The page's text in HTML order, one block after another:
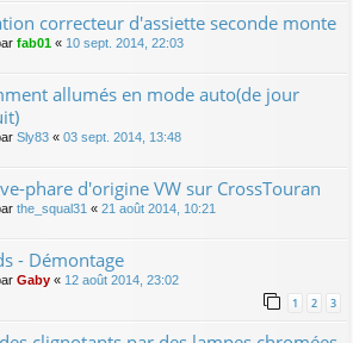
correcteur d'assiette seconde monte
fab01 « 10 sept. 2014, 22:03
allumés en mode auto(de jour
Sly83 « 03 sept. 2014, 13:48
phare d'origine VW sur CrossTouran
the_squal31 « 21 août 2014, 10:21
- Démontage
Gaby « 12 août 2014, 23:02
1 2 3